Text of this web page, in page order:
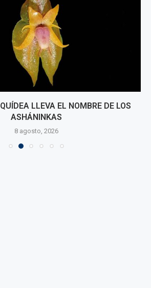
LLEVA EL NOMBRE DE LOS
ASHÁNINKAS
8 agosto, 2026